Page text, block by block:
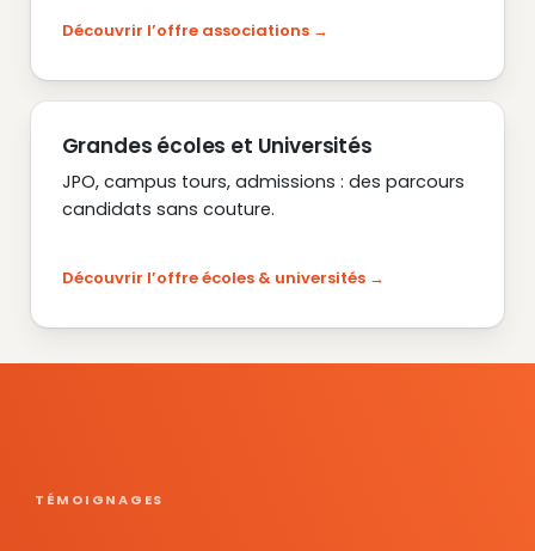
Découvrir l’offre associations
Grandes écoles et Universités
JPO, campus tours, admissions : des parcours
candidats sans couture.
Découvrir l’offre écoles & universités
TÉMOIGNAGES